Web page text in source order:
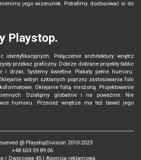
jego wizerunek. Potrafimy dostosować si do
Playstop.
identyfikacyjnych. Połączenie architektury wnętrz
przekaz graficzny. Dobrze dobrane projekty tablic
i drzwi, Systemy świetlne. Plakaty pełne humoru.
witryn szklanych poprzez zastosowania folii
Oklejanie folią mrożoną. Projektowanie
Działąmy globalnie i na poważnie. Nie
humoru. Przecież wnętrze ma też bawić jego
@ PlaystopDivision 2010-2023
+48 603 59 89 06
/ Dworcowa 45 | Agencja reklamowa